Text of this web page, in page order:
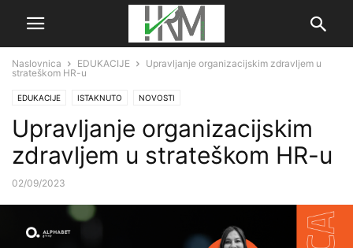
Naslovnica EDUKACIJE
Upravljanje organizacijskim zdravljem u
strateškom HR-u
EDUKACIJE ISTAKNUTO NOVOSTI
Upravljanje organizacijskim
zdravljem u strateškom HR-u
02/09/2023